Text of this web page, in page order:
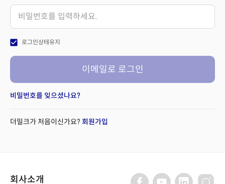
check_box 로그인상태유지
이메일로 로그인
비밀번호를 잊으셨나요?
더밀크가 처음이신가요? 회원가입
회사소개